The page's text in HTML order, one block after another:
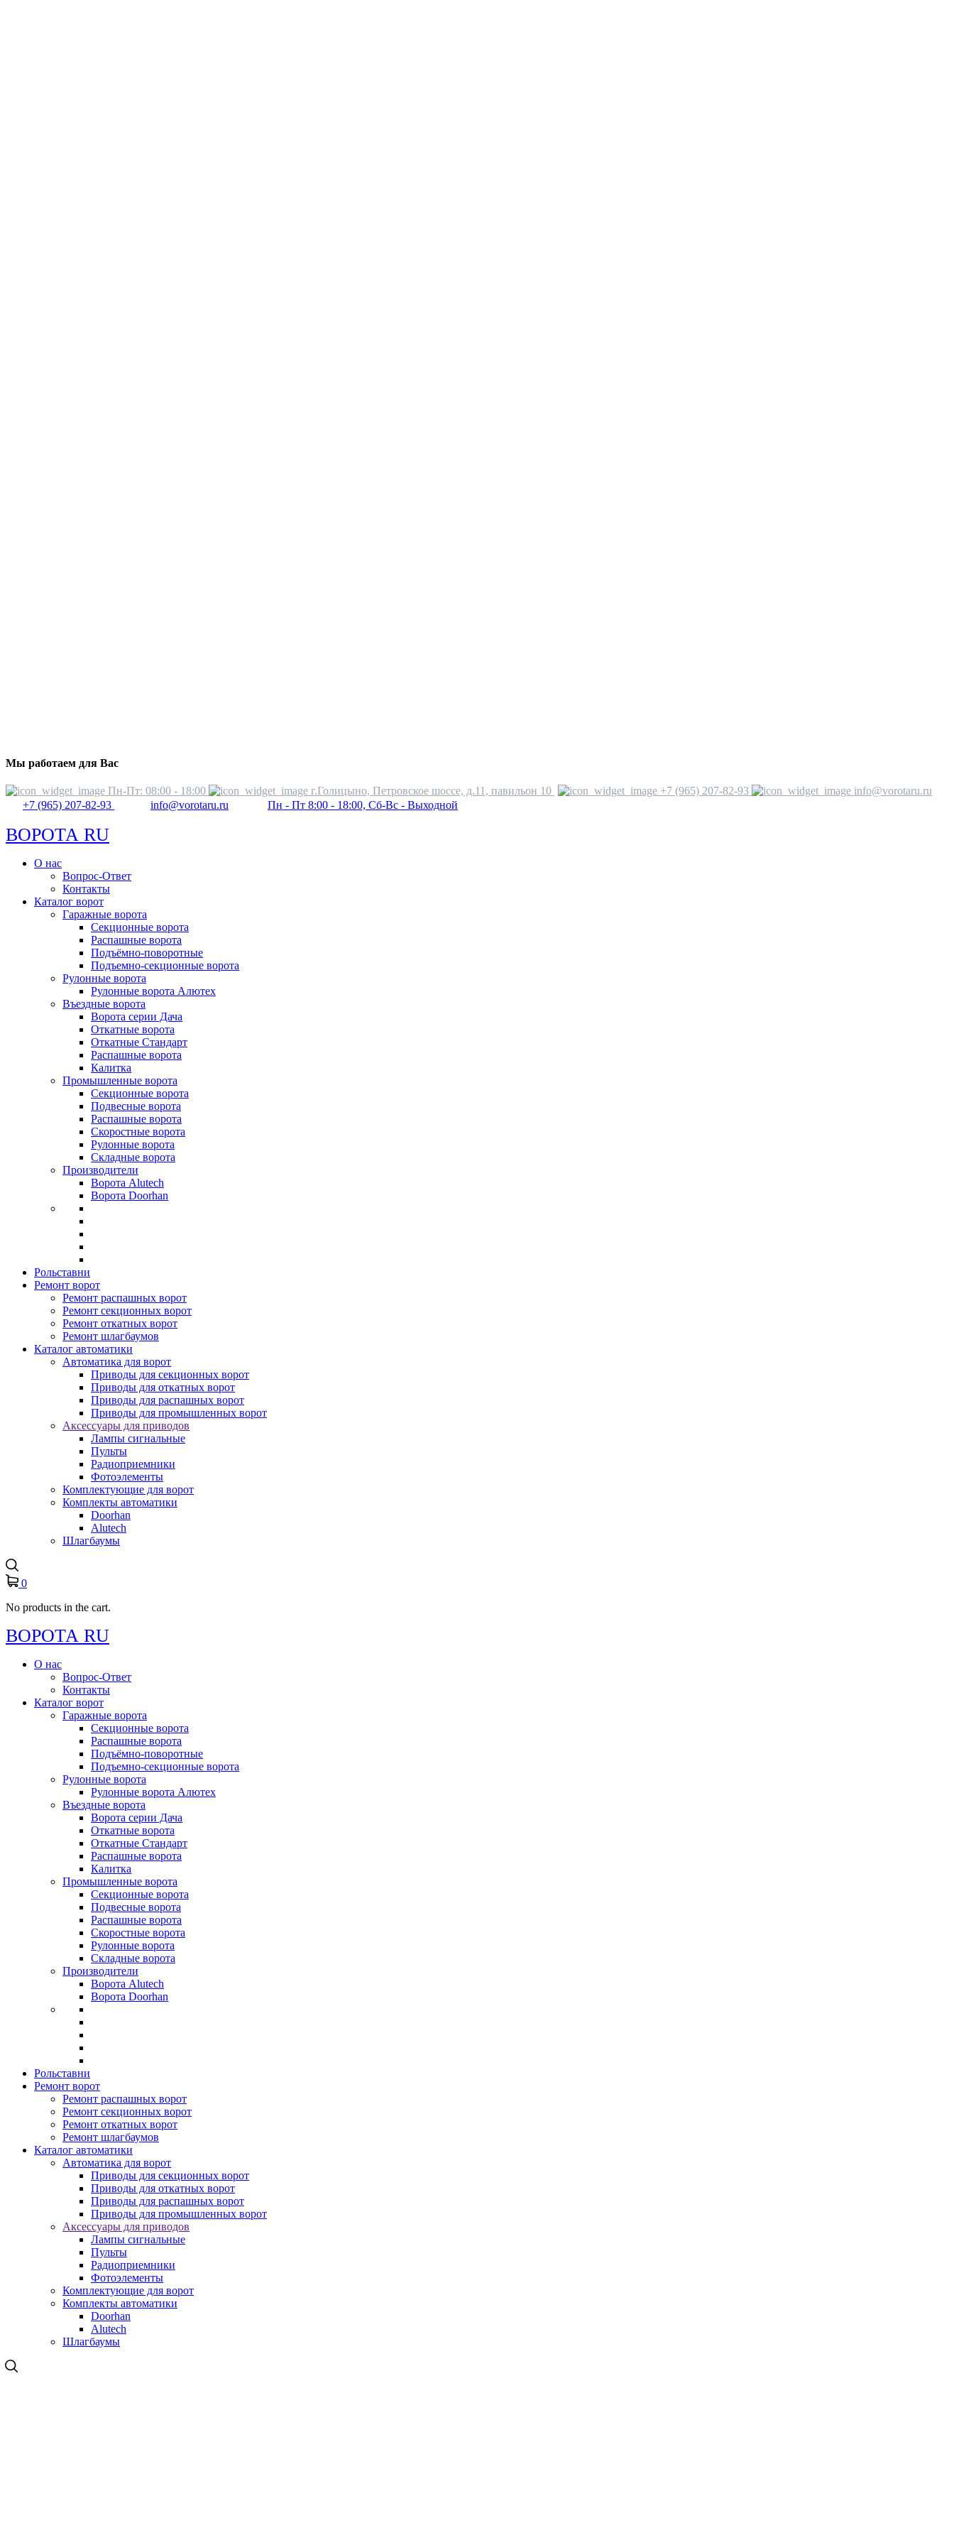
Мы работаем для Вас
Пн-Пт: 08:00 - 18:00 г.Голицыно, Петровское шоссе, д.11, павильон 10 +7 (965) 207-82-93
info@vorotaru.ru
+7 (965) 207-82-93
info@vorotaru.ru Пн - Пт 8:00 - 18:00, Сб-Вс - Выходной
ВОРОТА RU
О нас
Вопрос-Ответ
Контакты
Каталог ворот
Гаражные ворота
Секционные ворота
Распашные ворота
Подъёмно-поворотные
Подъемно-секционные ворота
Рулонные ворота
Рулонные ворота Алютех
Въездные ворота
Ворота серии Дача
Откатные ворота
Откатные Стандарт
Распашные ворота
Калитка
Промышленные ворота
Секционные ворота
Подвесные ворота
Распашные ворота
Скоростные ворота
Рулонные ворота
Складные ворота
Производители
Ворота Alutech
Ворота Doorhan
Рольставни
Ремонт ворот
Ремонт распашных ворот
Ремонт секционных ворот
Ремонт откатных ворот
Ремонт шлагбаумов
Каталог автоматики
Автоматика для ворот
Приводы для секционных ворот
Приводы для откатных ворот
Приводы для распашных ворот
Приводы для промышленных ворот
Аксессуары для приводов
Лампы сигнальные
Пульты
Радиоприемники
Фотоэлементы
Комплектующие для ворот
Комплекты автоматики
Doorhan
Alutech
Шлагбаумы
0
No products in the cart.
ВОРОТА RU
О нас
Вопрос-Ответ
Контакты
Каталог ворот
Гаражные ворота
Секционные ворота
Распашные ворота
Подъёмно-поворотные
Подъемно-секционные ворота
Рулонные ворота
Рулонные ворота Алютех
Въездные ворота
Ворота серии Дача
Откатные ворота
Откатные Стандарт
Распашные ворота
Калитка
Промышленные ворота
Секционные ворота
Подвесные ворота
Распашные ворота
Скоростные ворота
Рулонные ворота
Складные ворота
Производители
Ворота Alutech
Ворота Doorhan
Рольставни
Ремонт ворот
Ремонт распашных ворот
Ремонт секционных ворот
Ремонт откатных ворот
Ремонт шлагбаумов
Каталог автоматики
Автоматика для ворот
Приводы для секционных ворот
Приводы для откатных ворот
Приводы для распашных ворот
Приводы для промышленных ворот
Аксессуары для приводов
Лампы сигнальные
Пульты
Радиоприемники
Фотоэлементы
Комплектующие для ворот
Комплекты автоматики
Doorhan
Alutech
Шлагбаумы